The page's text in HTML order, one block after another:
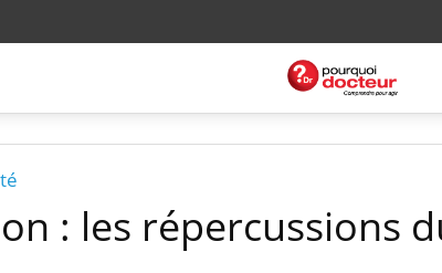
: les répercussions